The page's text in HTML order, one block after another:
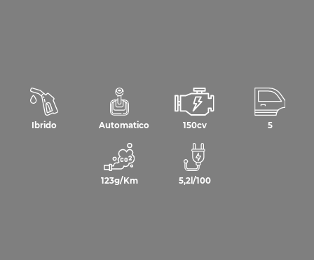
Ibrido Automatico 150cv 5
123g/Km 5,2l/100